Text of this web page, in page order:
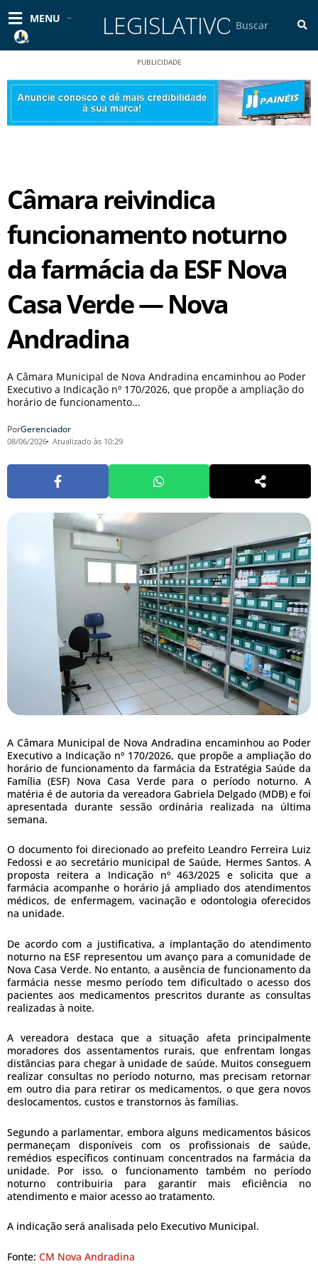
para
conteúdo
MENU LEGISLATIVOPesquisar
PUBLICIDADE
Câmara reivindica
funcionamento noturno
da farmácia da ESF Nova
Casa Verde — Nova
Andradina
A Câmara Municipal de Nova Andradina encaminhou ao Poder
Executivo a Indicação nº 170/2026, que propõe a ampliação do
horário de funcionamento...
PorGerenciador
08/06/2026 Atualizado às 10:29
A Câmara Municipal de Nova Andradina encaminhou ao Poder
Executivo a Indicação nº 170/2026, que propõe a ampliação do
horário de funcionamento da farmácia da Estratégia Saúde da
Família (ESF) Nova Casa Verde para o período noturno. A
matéria é de autoria da vereadora Gabriela Delgado (MDB) e foi
apresentada durante sessão ordinária realizada na última
semana.
O documento foi direcionado ao prefeito Leandro Ferreira Luiz
Fedossi e ao secretário municipal de Saúde, Hermes Santos. A
proposta reitera a Indicação nº 463/2025 e solicita que a
farmácia acompanhe o horário já ampliado dos atendimentos
médicos, de enfermagem, vacinação e odontologia oferecidos
na unidade.
De acordo com a justificativa, a implantação do atendimento
noturno na ESF representou um avanço para a comunidade de
Nova Casa Verde. No entanto, a ausência de funcionamento da
farmácia nesse mesmo período tem dificultado o acesso dos
pacientes aos medicamentos prescritos durante as consultas
realizadas à noite.
A vereadora destaca que a situação afeta principalmente
moradores dos assentamentos rurais, que enfrentam longas
distâncias para chegar à unidade de saúde. Muitos conseguem
realizar consultas no período noturno, mas precisam retornar
em outro dia para retirar os medicamentos, o que gera novos
deslocamentos, custos e transtornos às famílias.
Segundo a parlamentar, embora alguns medicamentos básicos
permaneçam disponíveis com os profissionais de saúde,
remédios específicos continuam concentrados na farmácia da
unidade. Por isso, o funcionamento também no período
noturno contribuiria para garantir mais eficiência no
atendimento e maior acesso ao tratamento.
A indicação será analisada pelo Executivo Municipal.
Fonte: CM Nova Andradina